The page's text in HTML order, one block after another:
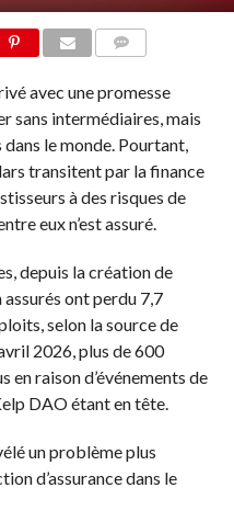
avec une promesse
sans intermédiaires, mais
le monde. Pourtant,
transitent par la finance
à des risques de
eux n’est assuré.
depuis la création de
ont perdu 7,7
selon la source de
2026, plus de 600
raison d’événements de
DAO étant en tête.
un problème plus
d’assurance dans le